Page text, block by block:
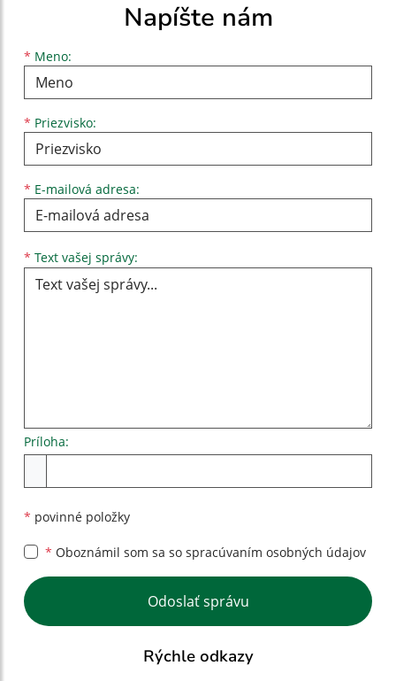
Napíšte nám
* Meno:
Meno
* Priezvisko:
Priezvisko
* E-mailová adresa:
E-mailová adresa
* Text vašej správy:
Príloha:
* povinné položky
* Oboznámil som sa so spracúvaním osobných údajov
Google reCaptcha Response
Odoslať správu
Rýchle odkazy